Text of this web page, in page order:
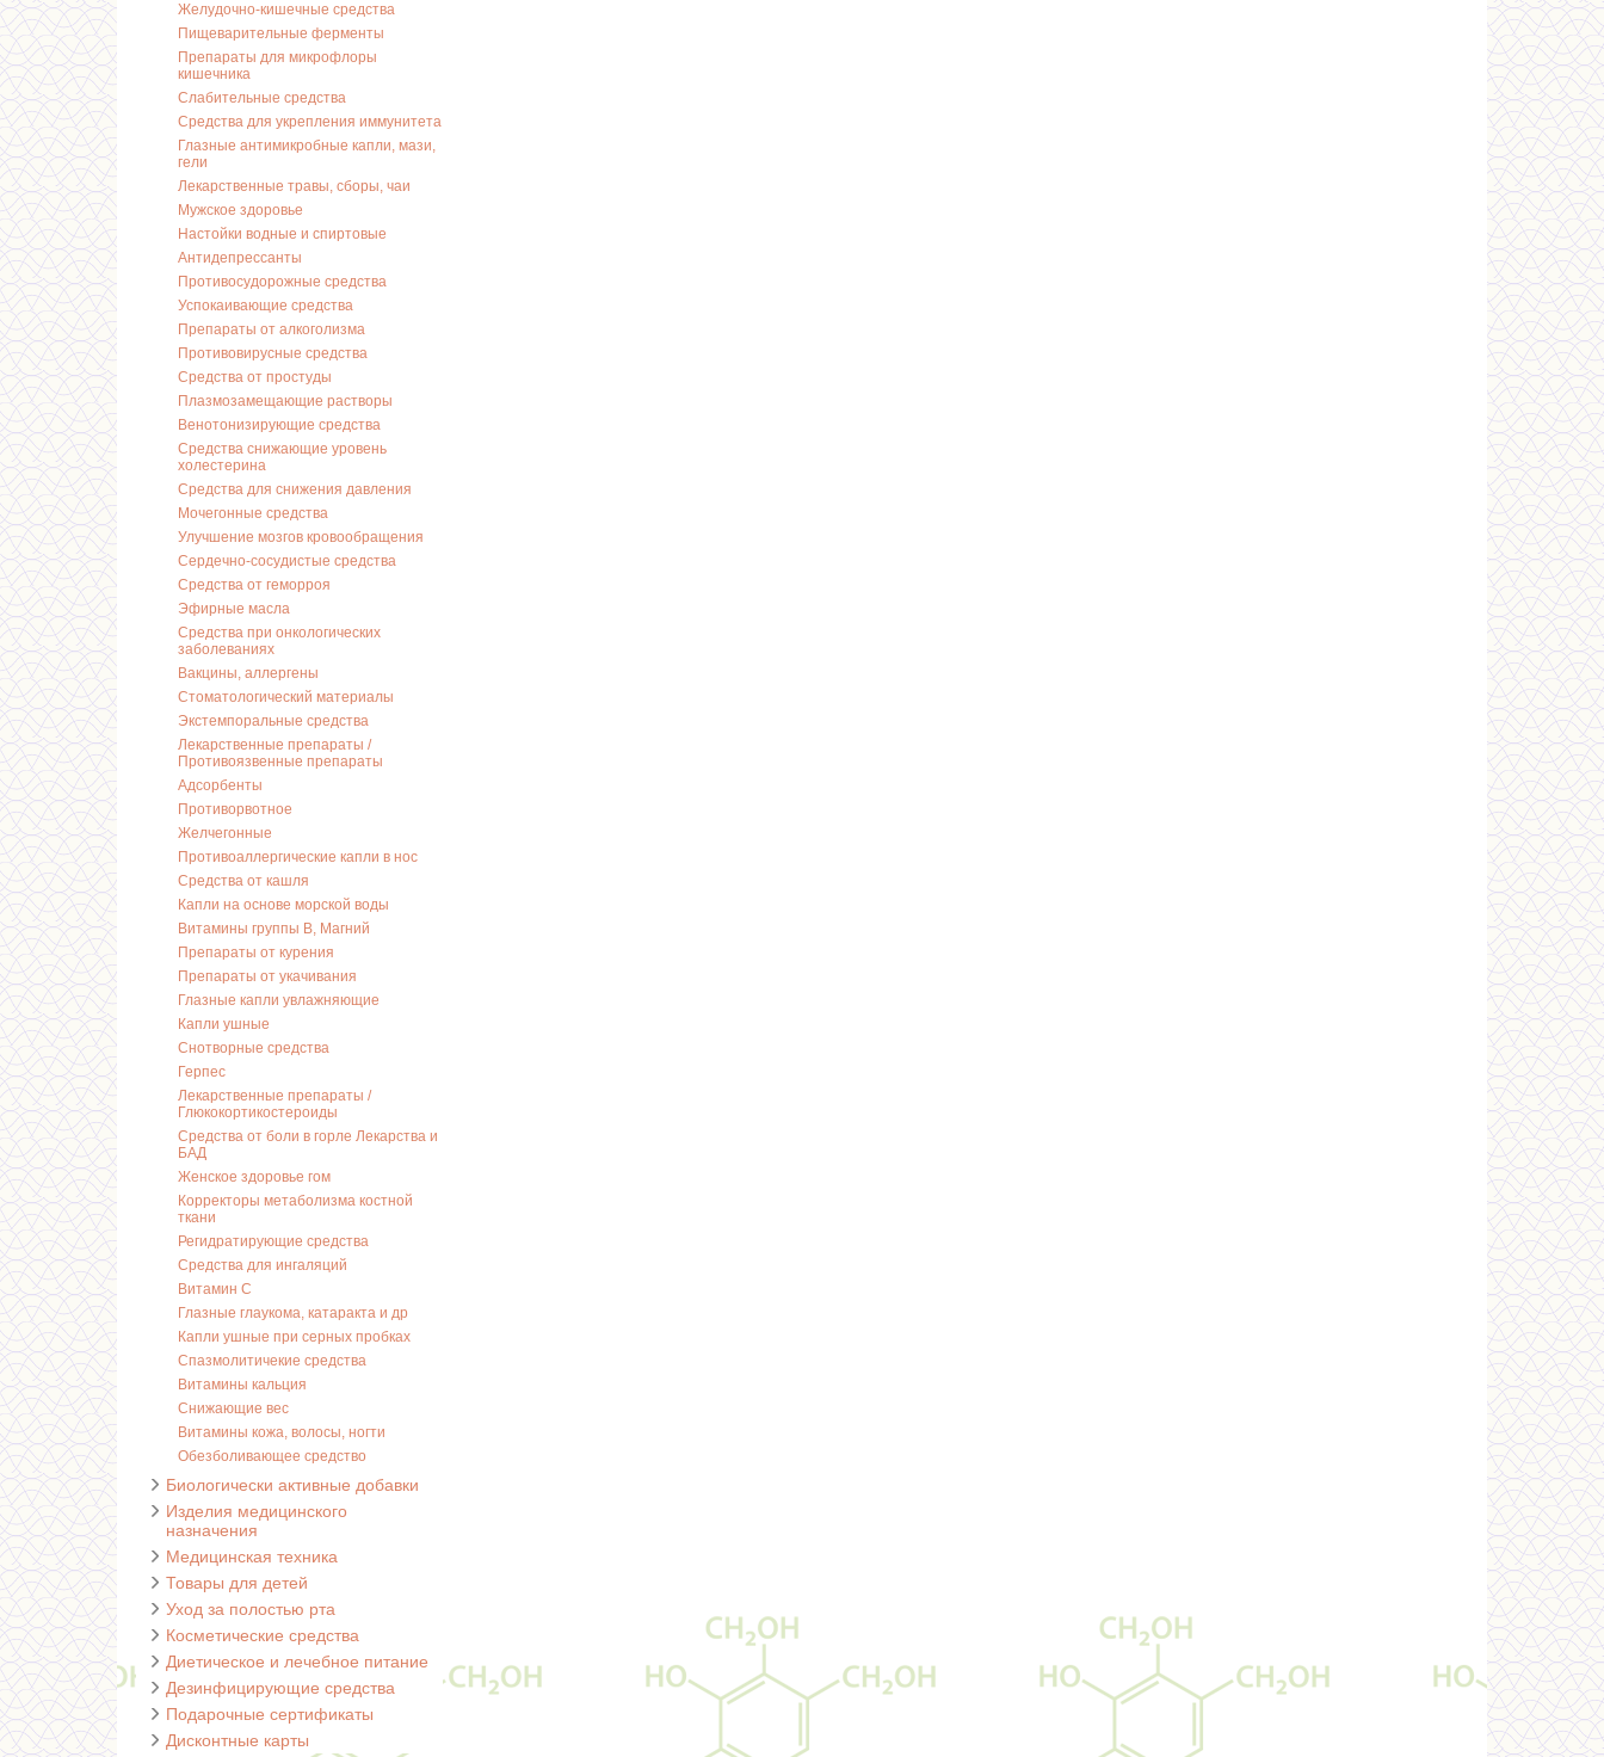
Желудочно-кишечные средства
Пищеварительные ферменты
Препараты для микрофлоры
кишечника
Слабительные средства
Средства для укрепления иммунитета
Глазные антимикробные капли, мази,
гели
Лекарственные травы, сборы, чаи
Мужское здоровье
Настойки водные и спиртовые
Антидепрессанты
Противосудорожные средства
Успокаивающие средства
Препараты от алкоголизма
Противовирусные средства
Средства от простуды
Плазмозамещающие растворы
Венотонизирующие средства
Средства снижающие уровень
холестерина
Средства для снижения давления
Мочегонные средства
Улучшение мозгов кровообращения
Сердечно-сосудистые средства
Средства от геморроя
Эфирные масла
Средства при онкологических
заболеваниях
Вакцины, аллергены
Стоматологический материалы
Экстемпоральные средства
Лекарственные препараты /
Противоязвенные препараты
Адсорбенты
Противорвотное
Желчегонные
Противоаллергические капли в нос
Средства от кашля
Капли на основе морской воды
Витамины группы В, Магний
Препараты от курения
Препараты от укачивания
Глазные капли увлажняющие
Капли ушные
Снотворные средства
Герпес
Лекарственные препараты /
Глюкокортикостероиды
Средства от боли в горле Лекарства и
БАД
Женское здоровье гом
Корректоры метаболизма костной
ткани
Регидратирующие средства
Средства для ингаляций
Витамин С
Глазные глаукома, катаракта и др
Капли ушные при серных пробках
Спазмолитичекие средства
Витамины кальция
Снижающие вес
Витамины кожа, волосы, ногти
Обезболивающее средство
Биологически активные добавки
Изделия медицинского
назначения
Медицинская техника
Товары для детей
Уход за полостью рта
Косметические средства
Диетическое и лечебное питание
Дезинфицирующие средства
Подарочные сертификаты
Дисконтные карты